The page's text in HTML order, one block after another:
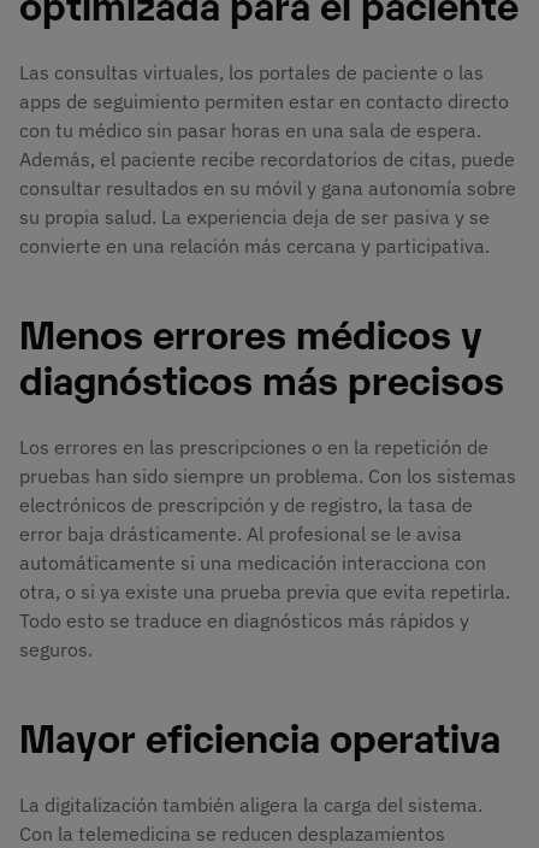
Las consultas virtuales, los portales de paciente o las
apps de seguimiento permiten estar en contacto directo
con tu médico sin pasar horas en una sala de espera.
Además, el paciente recibe recordatorios de citas, puede
consultar resultados en su móvil y gana autonomía sobre
su propia salud. La experiencia deja de ser pasiva y se
convierte en una relación más cercana y participativa.
Menos errores médicos y
diagnósticos más precisos
Los errores en las prescripciones o en la repetición de
pruebas han sido siempre un problema. Con los sistemas
electrónicos de prescripción y de registro, la tasa de
error baja drásticamente. Al profesional se le avisa
automáticamente si una medicación interacciona con
otra, o si ya existe una prueba previa que evita repetirla.
Todo esto se traduce en diagnósticos más rápidos y
seguros.
Mayor eficiencia operativa
La digitalización también aligera la carga del sistema.
Con la telemedicina se reducen desplazamientos